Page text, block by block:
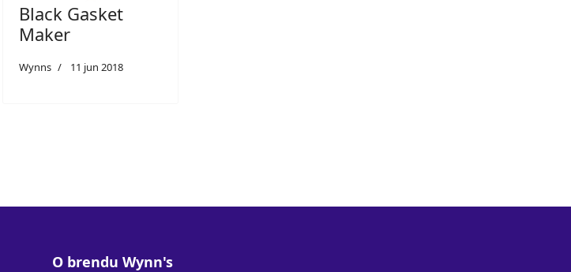
Black Gasket
Maker
Wynns 11 jun 2018
O brendu Wynn's